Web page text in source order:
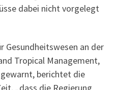
dabei nicht vorgelegt
Gesundheitswesen an der
Tropical Management,
berichtet die